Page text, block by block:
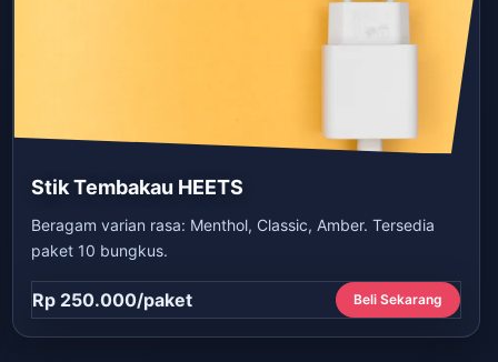
Stik Tembakau HEETS
Beragam varian rasa: Menthol, Classic, Amber. Tersedia
paket 10 bungkus.
Rp 250.000/paket Beli Sekarang